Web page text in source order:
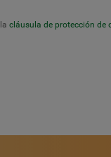
cláusula de protección de